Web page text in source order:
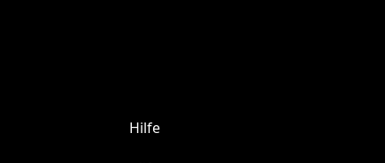
Hilfe